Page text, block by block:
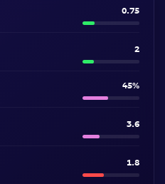
0.75
2
45%
3.6
1.8